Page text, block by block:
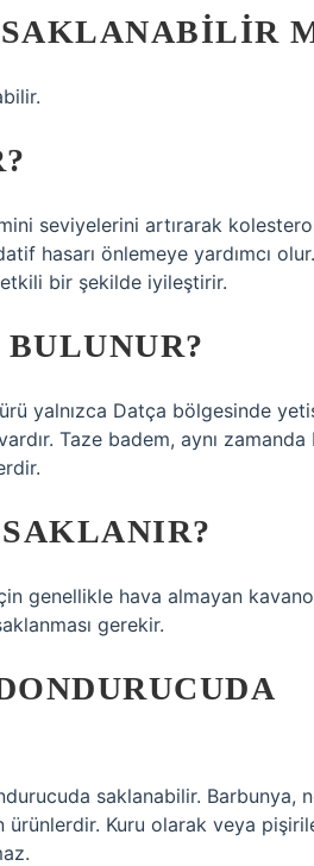
seviyelerini artırarak
hasarı önlemeye yardımcı
bir şekilde iyileştirir.
yalnızca Datça bölgesinde
Taze badem, aynı
genellikle hava almayan
gerekir.
saklanabilir. Barbunya,
ürünlerdir. Kuru olarak veya